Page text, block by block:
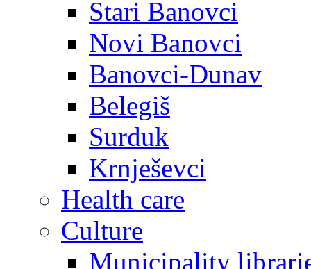
Stari Banovci
Novi Banovci
Banovci-Dunav
Belegiš
Surduk
Krnješevci
Health care
Culture
Municipality